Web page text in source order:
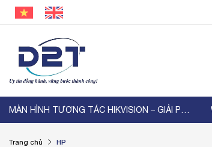
MÀN HÌNH TƯƠNG TÁC HIKVISION – GIẢI PHÁP HIỂN ...
Trang chủ HP